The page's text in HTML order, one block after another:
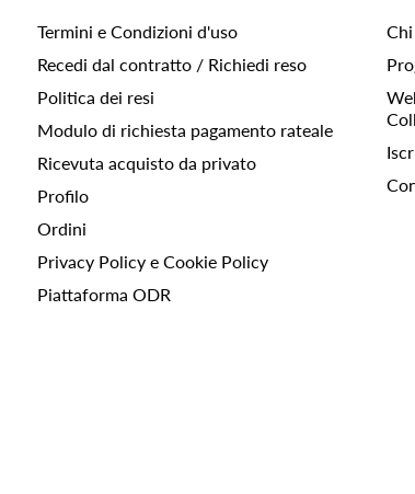
Termini e Condizioni d'uso
Recedi dal contratto / Richiedi reso
Politica dei resi
Modulo di richiesta pagamento rateale
Ricevuta acquisto da privato
Profilo
Ordini
Privacy Policy e Cookie Policy
Piattaforma ODR